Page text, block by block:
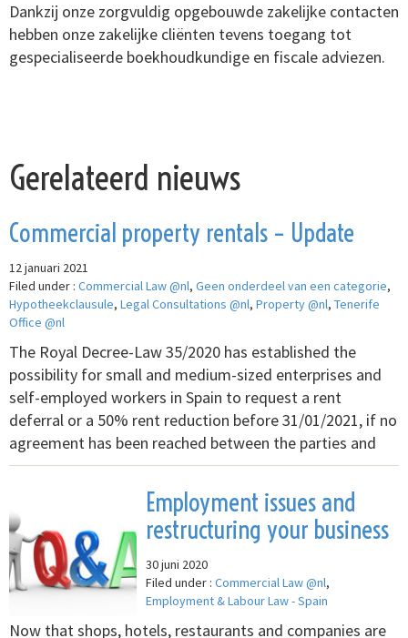
Dankzij onze zorgvuldig opgebouwde zakelijke contacten
hebben onze zakelijke cliënten tevens toegang tot
gespecialiseerde boekhoudkundige en fiscale adviezen.
Gerelateerd nieuws
Commercial property rentals – Update
12 januari 2021
Filed under : Commercial Law @nl, Geen onderdeel van een categorie,
Hypotheekclausule, Legal Consultations @nl, Property @nl, Tenerife
Office @nl
The Royal Decree-Law 35/2020 has established the
possibility for small and medium-sized enterprises and
self-employed workers in Spain to request a rent
deferral or a 50% rent reduction before 31/01/2021, if no
agreement has been reached between the parties and
Employment issues and
restructuring your business
30 juni 2020
Filed under : Commercial Law @nl,
Employment & Labour Law - Spain
Now that shops, hotels, restaurants and companies are